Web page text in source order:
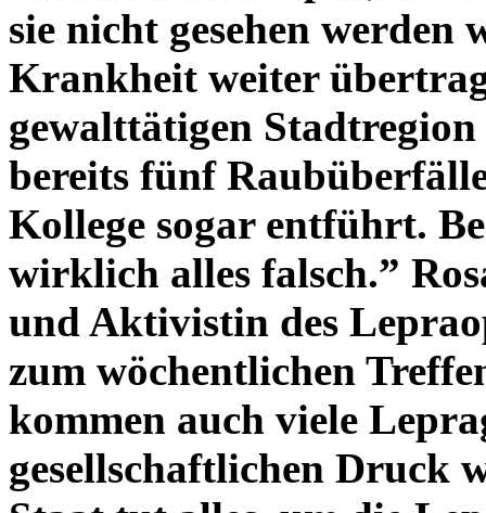
sie nicht gesehen
Krankheit weiter
gewalttätigen
bereits fünf
Kollege sogar entführt.
wirklich alles falsch.”
und Aktivistin des
zum wöchentlichen
kommen auch viele
gesellschaftlichen Druck